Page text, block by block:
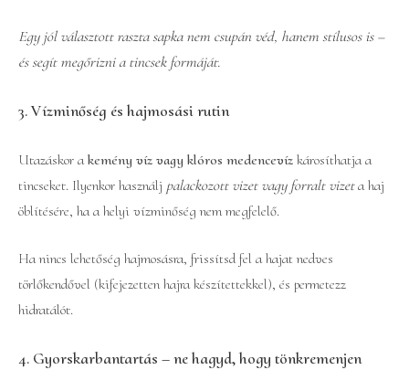
Egy jól választott raszta sapka nem csupán véd, hanem stílusos is –
és segít megőrizni a tincsek formáját.
3. Vízminőség és hajmosási rutin
Utazáskor a kemény víz vagy klóros medencevíz károsíthatja a
tincseket. Ilyenkor használj palackozott vizet vagy forralt vizeta haj
öblítésére, ha a helyi vízminőség nem megfelelő.
Ha nincs lehetőség hajmosásra, frissítsd fel a hajat nedves
törlőkendővel (kifejezetten hajra készítettekkel), és permetezz
hidratálót.
4. Gyorskarbantartás – ne hagyd, hogy tönkremenjen